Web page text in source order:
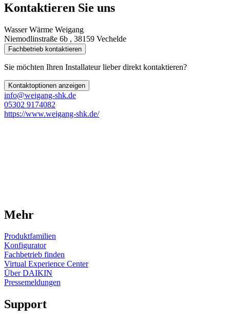
Kontaktieren Sie uns
Wasser Wärme Weigang
Niemodlinstraße 6b , 38159 Vechelde
Fachbetrieb kontaktieren
Sie möchten Ihren Installateur lieber direkt kontaktieren?
Kontaktoptionen anzeigen
info@weigang-shk.de
05302 9174082
https://www.weigang-shk.de/
Mehr
Produktfamilien
Konfigurator
Fachbetrieb finden
Virtual Experience Center
Über DAIKIN
Pressemeldungen
Support